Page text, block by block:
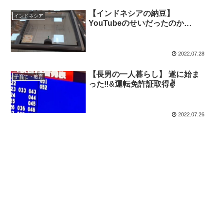
インドネシア
【インドネシアの納豆】
YouTubeのせいだったのか…
2022.07.28
子育て・教育
【長男の一人暮らし】 遂に始ま
った‼️&運転免許証取得✌️
2022.07.26